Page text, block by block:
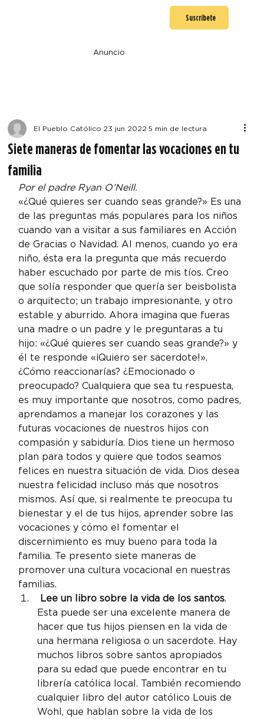
Suscríbete
Anuncio
Siete maneras de fomentar las vocaciones en tu
familia
El Pueblo Católico 23 jun 2022 5 min de lectura
Por el padre Ryan O’Neill.
«¿Qué quieres ser cuando seas grande?» Es una
de las preguntas más populares para los niños
cuando van a visitar a sus familiares en Acción
de Gracias o Navidad. Al menos, cuando yo era
niño, ésta era la pregunta que más recuerdo
haber escuchado por parte de mis tíos. Creo
que solía responder que quería ser beisbolista
o arquitecto; un trabajo impresionante, y otro
estable y aburrido. Ahora imagina que fueras
una madre o un padre y le preguntaras a tu
hijo: «¿Qué quieres ser cuando seas grande?» y
él te responde «¡Quiero ser sacerdote!».
¿Cómo reaccionarías? ¿Emocionado o
preocupado? Cualquiera que sea tu respuesta,
es muy importante que nosotros, como padres,
aprendamos a manejar los corazones y las
futuras vocaciones de nuestros hijos con
compasión y sabiduría. Dios tiene un hermoso
plan para todos y quiere que todos seamos
felices en nuestra situación de vida. Dios desea
nuestra felicidad incluso más que nosotros
mismos. Así que, si realmente te preocupa tu
bienestar y el de tus hijos, aprender sobre las
vocaciones y cómo el fomentar el
discernimiento es muy bueno para toda la
familia. Te presento siete maneras de
promover una cultura vocacional en nuestras
familias.
Lee un libro sobre la vida de los santos.
Esta puede ser una excelente manera de
hacer que tus hijos piensen en la vida de
una hermana religiosa o un sacerdote. Hay
muchos libros sobre santos apropiados
para su edad que puede encontrar en tu
librería católica local. También recomiendo
cualquier libro del autor católico Louis de
Wohl, que hablan sobre la vida de los